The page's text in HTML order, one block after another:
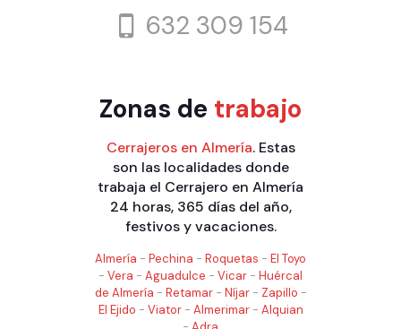
632 309 154
Zonas de trabajo
Cerrajeros en Almería. Estas
son las localidades donde
trabaja el Cerrajero en Almería
24 horas, 365 días del año,
festivos y vacaciones.
Almería - Pechina - Roquetas - El Toyo
- Vera - Aguadulce - Vicar - Huércal
de Almería - Retamar- Níjar- Zapillo -
El Ejido - Viator- Almerimar- Alquian